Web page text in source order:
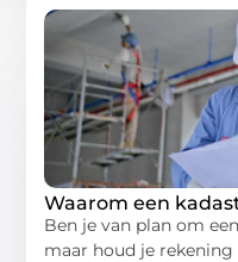
Waarom een
Ben je van plan om
maar houd je